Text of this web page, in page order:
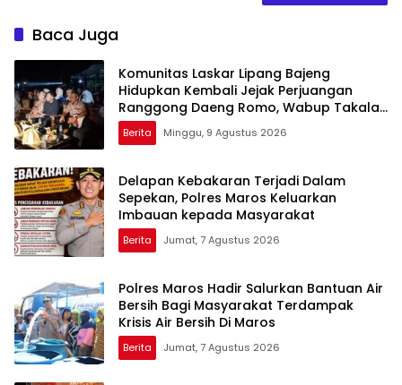
Baca Juga
Komunitas Laskar Lipang Bajeng
Hidupkan Kembali Jejak Perjuangan
Ranggong Daeng Romo, Wabup Takalar:
Apresiasi Bahwa Sejarah Adalah
Warisan yang Tak Ternilai”.
Berita Minggu, 9 Agustus 2026
Delapan Kebakaran Terjadi Dalam
Sepekan, Polres Maros Keluarkan
Imbauan kepada Masyarakat
Berita Jumat, 7 Agustus 2026
Polres Maros Hadir Salurkan Bantuan Air
Bersih Bagi Masyarakat Terdampak
Krisis Air Bersih Di Maros
Berita Jumat, 7 Agustus 2026